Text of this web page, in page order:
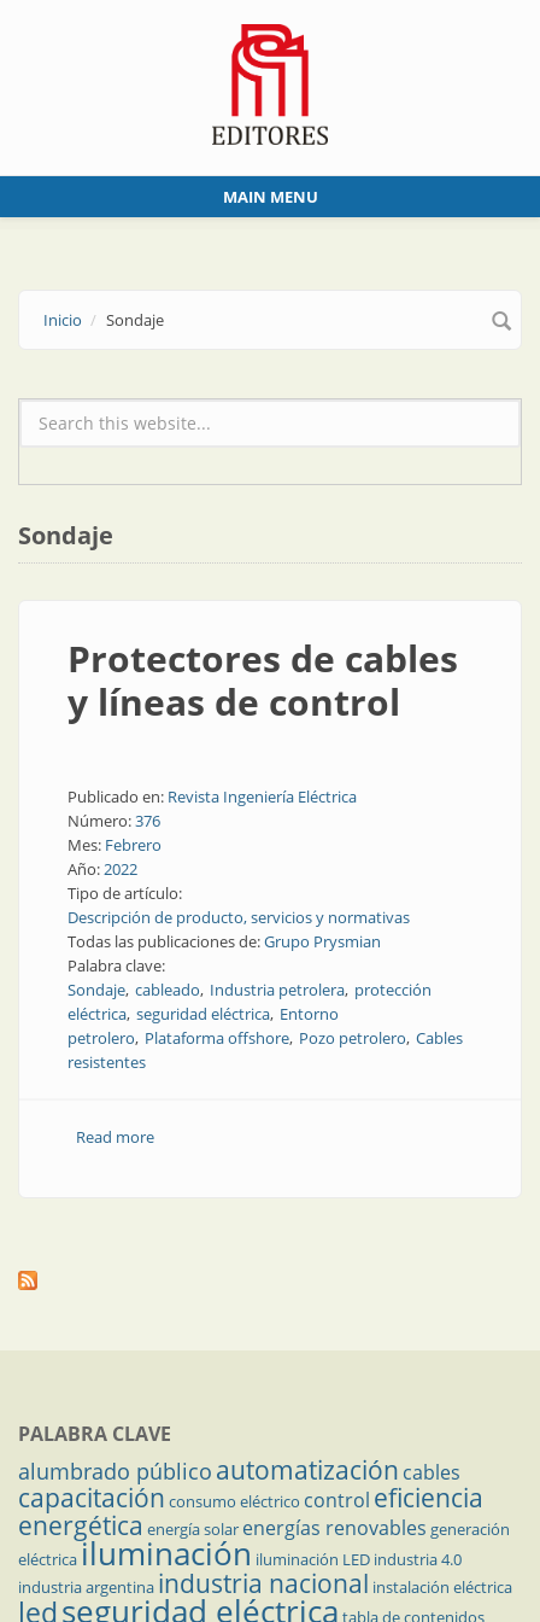
MAIN MENU
Inicio Sondaje
Formulario de búsqueda
Sondaje
Protectores de cables
y líneas de control
Publicado en: Revista Ingeniería Eléctrica
Número:376
Mes: Febrero
Año:2022
Tipo de artículo:
Descripción de producto, servicios y normativas
Todas las publicaciones de:Grupo Prysmian
Palabra clave:
Sondaje cableado Industria petrolera protección
eléctrica seguridad eléctrica Entorno
petrolero Plataforma offshore Pozo petrolero Cables
resistentes
Read moreabout Protectores de cables y líneas de control
PALABRA CLAVE
alumbrado público automatización cables
capacitación consumo eléctrico control eficiencia
energética energía solar energías renovables generación
eléctricailuminación iluminación LED industria 4.0
industria argentina industria nacional instalación eléctrica
ledseguridad eléctrica tabla de contenidos